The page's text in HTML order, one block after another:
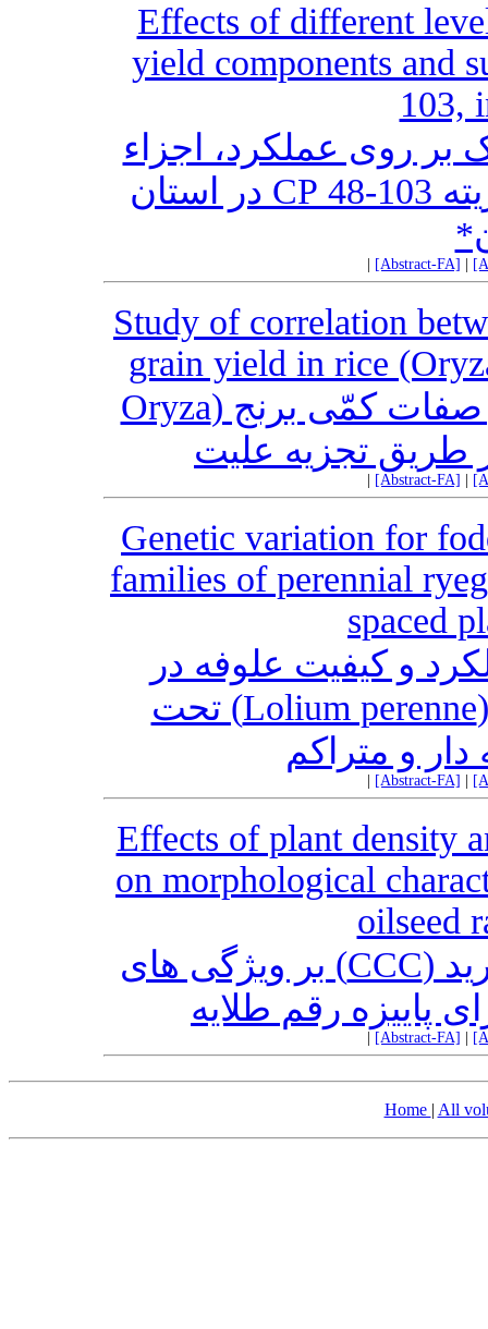
Effects of different
yield components and
103,
روی عملکرد، اجزاء
عملکرد و میزان قند نیشکر واریته 103-48 CP در استان
[Abstract-FA]
Study of correlation
grain yield in rice
بررسی همبستگی بین برخی از صفات کمّی برنج (Oryza
[Abstract-FA]
Genetic variation for
families of perennial
spaced
و کیفیت علوفه در
فامیل های ناتنی چچم دائمی (Lolium perenne) تحت
و متراکم
[Abstract-FA]
Effects of plant density
on morphological
oilseed
تأثیر تراکم بوته و کلرمکوات کلرید (CCC) بر ویژگی های
پاییزه رقم طلایه
[Abstract-FA]
Home | All